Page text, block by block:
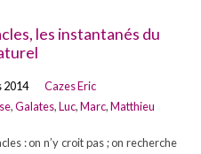
les instantanés du
2014
Cazes Eric
,Galates,Luc,Marc,Matthieu
: on n’y croit pas ; on recherche